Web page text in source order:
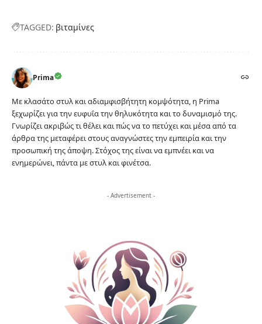
TAGGED: βιταμίνες
Prima
Με κλασάτο στυλ και αδιαμφισβήτητη κομψότητα, η Prima
ξεχωρίζει για την ευφυΐα την θηλυκότητα και το δυναμισμό της.
Γνωρίζει ακριβώς τι θέλει και πώς να το πετύχει και μέσα από τα
άρθρα της μεταφέρει στους αναγνώστες την εμπειρία και την
προσωπική της άποψη. Στόχος της είναι να εμπνέει και να
ενημερώνει, πάντα με στυλ και φινέτσα.
- Advertisement -